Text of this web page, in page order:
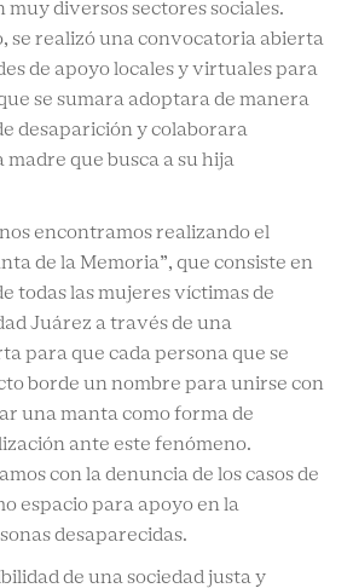
muy diversos sectores sociales.
se realizó una convocatoria abierta
de apoyo locales y virtuales para
se sumara adoptara de manera
desaparición y colaborara
que busca a su hija
encontramos realizando el
de la Memoria”, que consiste en
todas las mujeres víctimas de
Juárez a través de una
para que cada persona que se
borde un nombre para unirse con
una manta como forma de
ante este fenómeno.
con la denuncia de los casos de
espacio para apoyo en la
desaparecidas.
de una sociedad justa y